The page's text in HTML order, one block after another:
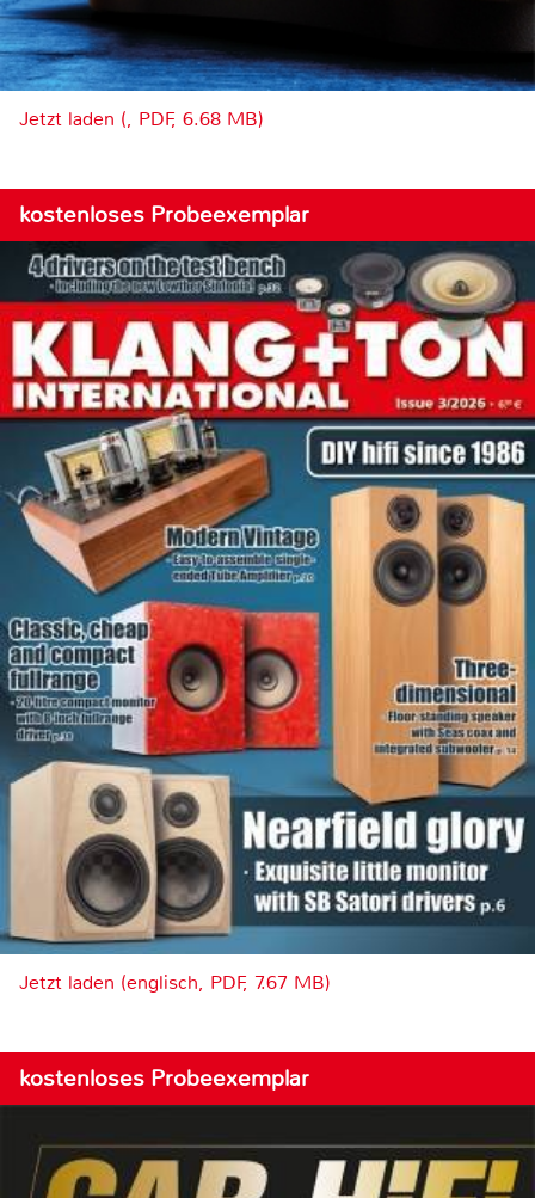
Jetzt laden (, PDF, 6.68 MB)
kostenloses Probeexemplar
Jetzt laden (englisch, PDF, 7.67 MB)
kostenloses Probeexemplar